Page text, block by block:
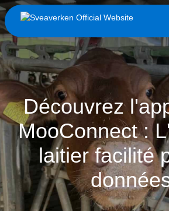
Découvrez
MooConnect :
laitier facilité